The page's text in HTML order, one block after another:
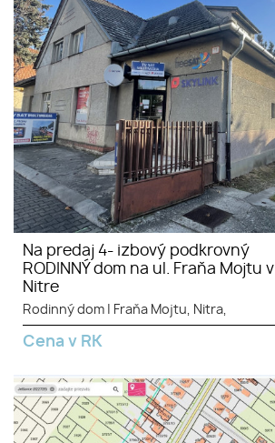
Na predaj 4- izbový podkrovný
RODINNÝ dom na ul. Fraňa Mojtu v
Nitre
Rodinný dom Fraňa Mojtu, Nitra,
Cena v RK
Bungalovy na predaj: JELŠOVCE
od 239 000 € a MERAŠICE od
169 000 €